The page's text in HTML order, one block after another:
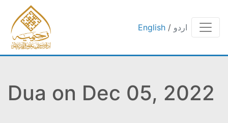
English / اردو
Dua on Dec 05, 2022